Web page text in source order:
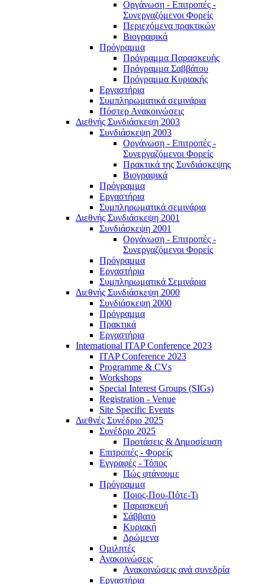
Οργάνωση - Επιτροπές -
Συνεργαζόμενοι Φορείς
Περιεχόμενα πρακτικών
Βιογραφικά
Πρόγραμμα
Πρόγραμμα Παρασκευής
Πρόγραμμα Σαββάτου
Πρόγραμμα Κυριακής
Εργαστήρια
Συμπληρωματικά σεμινάρια
Πόστερ Ανακοινώσεις
Διεθνής Συνδιάσκεψη 2003
Συνδιάσκεψη 2003
Οργάνωση - Επιτροπές -
Συνεργαζόμενοι Φορείς
Πρακτικά της Συνδιάσκεψης
Βιογραφικά
Πρόγραμμα
Εργαστήρια
Συμπληρωματικά σεμινάρια
Διεθνής Συνδιάσκεψη 2001
Συνδιάσκεψη 2001
Οργάνωση - Επιτροπές -
Συνεργαζόμενοι Φορείς
Πρόγραμμα
Εργαστήρια
Συμπληρωματικά Σεμινάρια
Διεθνής Συνδιάσκεψη 2000
Συνδιάσκεψη 2000
Πρόγραμμα
Πρακτικά
Εργαστήρια
International ITAP Conference 2023
ITAP Conference 2023
Programme & CVs
Workshops
Special Interest Groups (SIGs)
Registration - Venue
Site Specific Events
Διεθνές Συνέδριο 2025
Συνέδριο 2025
Προτάσεις & Δημοσίευση
Επιτροπές - Φορείς
Εγγραφές - Τόπος
Πώς φτάνουμε
Πρόγραμμα
Ποιος-Που-Πότε-Τι
Παρασκευή
Σάββατο
Κυριακή
Δρώμενα
Ομιλητές
Ανακοινώσεις
Ανακοινώσεις ανά συνεδρία
Εργαστήρια